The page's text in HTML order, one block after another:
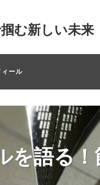
む新しい未来
ール
を語る